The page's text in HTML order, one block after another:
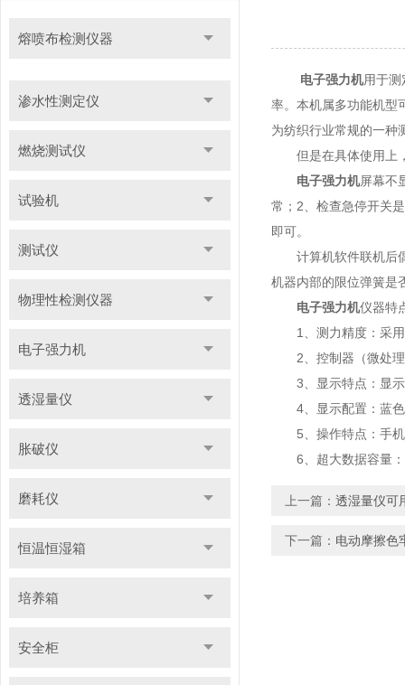
熔喷布检测仪器
渗水性测定仪
燃烧测试仪
试验机
测试仪
物理性检测仪器
电子强力机
透湿量仪
胀破仪
磨耗仪
恒温恒湿箱
培养箱
安全柜
电子强力机用于测
率。本机属多功能机型
为纺织行业常规的一种
但是在具体使用上，
电子强力机屏幕不
常；2、检查急停开关
即可。
计算机软件联机后偶
机器内部的限位弹簧是
电子强力机仪器特
1、测力精度：采用
2、控制器（微处理
3、显示特点：显示
4、显示配置：蓝色
5、操作特点：手机
6、超大数据容量：
上一篇： 透湿量仪可
下一篇： 电动摩擦色